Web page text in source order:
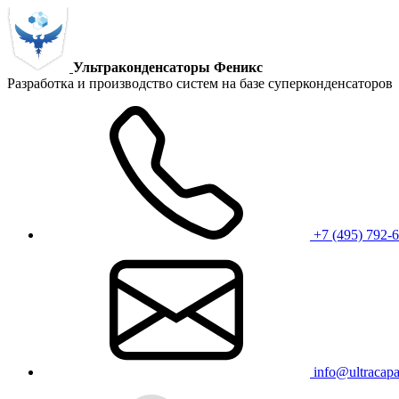
Ультраконденсаторы Феникс
Разработка и производство систем на базе суперконденсаторов
+7 (495) 792-